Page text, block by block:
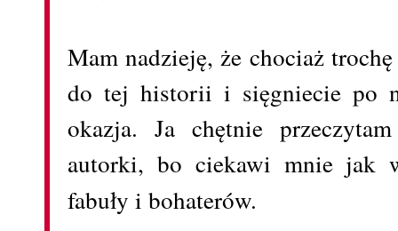
Mam nadzieję, że chociaż
do tej historii i sięgniecie po
okazja. Ja chętnie
autorki, bo ciekawi mnie jak
fabuły i bohaterów.